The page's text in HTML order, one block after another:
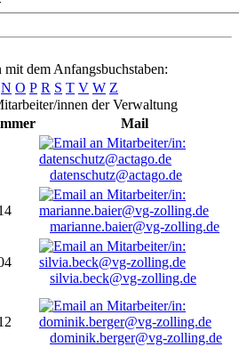
dem Anfangsbuchstaben:
N O P R S T V W Z
innen der Verwaltung
Mail
datenschutz@actago.de
marianne.baier@vg-zolling.de
silvia.beck@vg-zolling.de
dominik.berger@vg-zolling.de